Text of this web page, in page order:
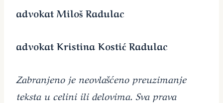
advokat Miloš Radulac
advokat Kristina Kostić Radulac
Zabranjeno je neovlašćeno preuzimanje
teksta u celini ili delovima. Sva prava